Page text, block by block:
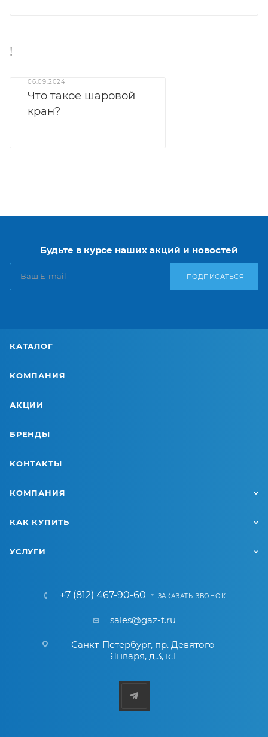
!
06.09.2024
Что такое шаровой
кран?
Будьте в курсе наших акций и новостей
ПОДПИСАТЬСЯ
КАТАЛОГ
КОМПАНИЯ
АКЦИИ
БРЕНДЫ
КОНТАКТЫ
КОМПАНИЯ
КАК КУПИТЬ
УСЛУГИ
+7 (812) 467-90-60 ЗАКАЗАТЬ ЗВОНОК
sales@gaz-t.ru
Санкт-Петербург, пр. Девятого
Января, д.3, к.1